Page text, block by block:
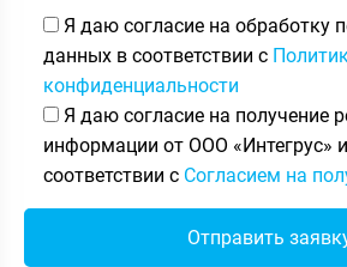
Я даю согласие на обработку
данных в соответствии с
конфиденциальности
Я даю согласие на получение
информации от ООО «Интегрус»
соответствии с Согласием на